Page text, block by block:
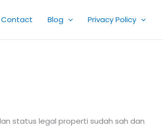
Contact Blog Privacy Policy
status legal properti sudah sah dan